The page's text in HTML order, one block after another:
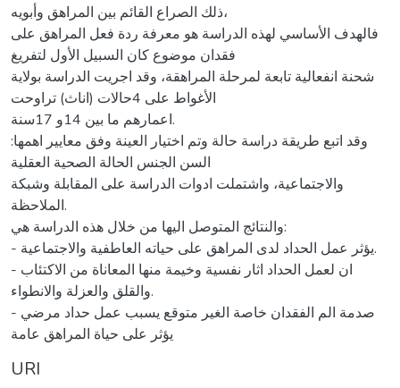
ذلك الصراع القائم بين المراهق وأبويه،
فالهدف الأساسي لهذه الدراسة هو معرفة ردة فعل المراهق على
فقدان موضوع كان السبيل الأول لتفريغ
شحنة انفعالية تابعة لمرحلة المراهقة، وقد اجريت الدراسة بولاية
الأغواط على 4حالات (اناث) تراوحت
اعمارهم ما بين 14و 17سنة.
وقد اتبع طريقة دراسة حالة وتم اختيار العينة وفق معايير اهمها:
السن الجنس الحالة الصحية العقلية
والاجتماعية، واشتملت ادوات الدراسة على المقابلة وشبكة
الملاحظة.
والنتائج المتوصل اليها من خلال هذه الدراسة هي:
- يؤثر عمل الحداد لدى المراهق على حياته العاطفية والاجتماعية.
- ان لعمل الحداد اثار نفسية وخيمة منها المعاناة من الاكتئاب
والقلق والعزلة والانطواء.
- صدمة الم الفقدان خاصة الغير متوقع يسبب عمل حداد مرضي
يؤثر على حياة المراهق عامة
URI